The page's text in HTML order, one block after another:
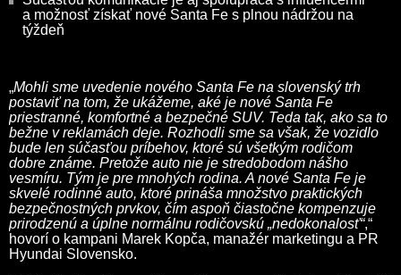
a možnosť získať nové Santa Fe s plnou nádržou na
týždeň
„Mohli sme uvedenie nového Santa Fe na slovenský trh
postaviť na tom, že ukážeme, aké je nové Santa Fe
priestranné, komfortné a bezpečné SUV. Teda tak, ako sa to
bežne v reklamách deje. Rozhodli sme sa však, že vozidlo
bude len súčasťou príbehov, ktoré sú všetkým rodičom
dobre známe. Pretože auto nie je stredobodom nášho
vesmíru. Tým je pre mnohých rodina. A nové Santa Fe je
skvelé rodinné auto, ktoré prináša množstvo praktických
bezpečnostných prvkov, čím aspoň čiastočne kompenzuje
prirodzenú a úplne normálnu rodičovskú „nedokonalosť“,“
hovorí o kampani Marek Kopča, manažér marketingu a PR
Hyundai Slovensko.